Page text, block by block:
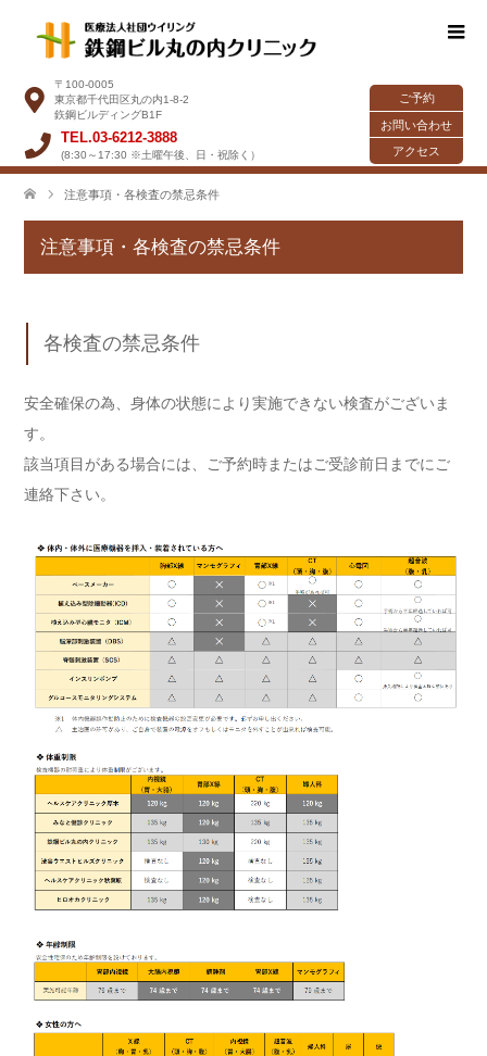
〒100-0005
東京都千代田区丸の内1-8-2
鉃鋼ビルディングB1F
TEL.03-6212-3888
(8:30～17:30 ※土曜午後、日・祝除く）
ご予約
お問い合わせ
アクセス
注意事項・各検査の禁忌条件
注意事項・各検査の禁忌条件
各検査の禁忌条件
安全確保の為、身体の状態により実施できない検査がございま
す。
該当項目がある場合には、ご予約時またはご受診前日までにご
連絡下さい。